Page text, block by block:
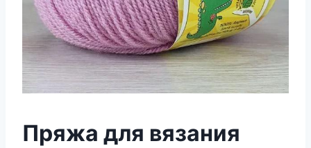
Пряжа для вязания